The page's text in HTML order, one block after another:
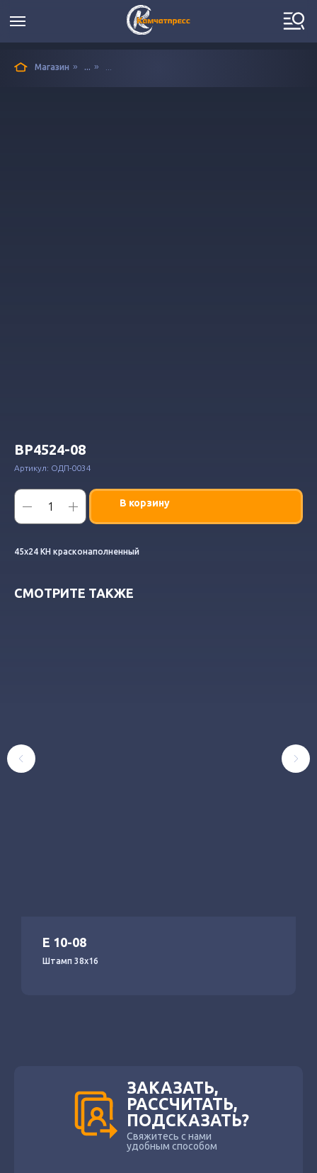
Магазин » ... »
ВР4524-08
Артикул: ОДП-0034
В корзину
45х24 КН красконаполненный
СМОТРИТЕ ТАКЖЕ
Е 10-08
Штамп 38х16
ЗАКАЗАТЬ,
РАССЧИТАТЬ,
ПОДСКАЗАТЬ?
Свяжитесь с нами
удобным способом